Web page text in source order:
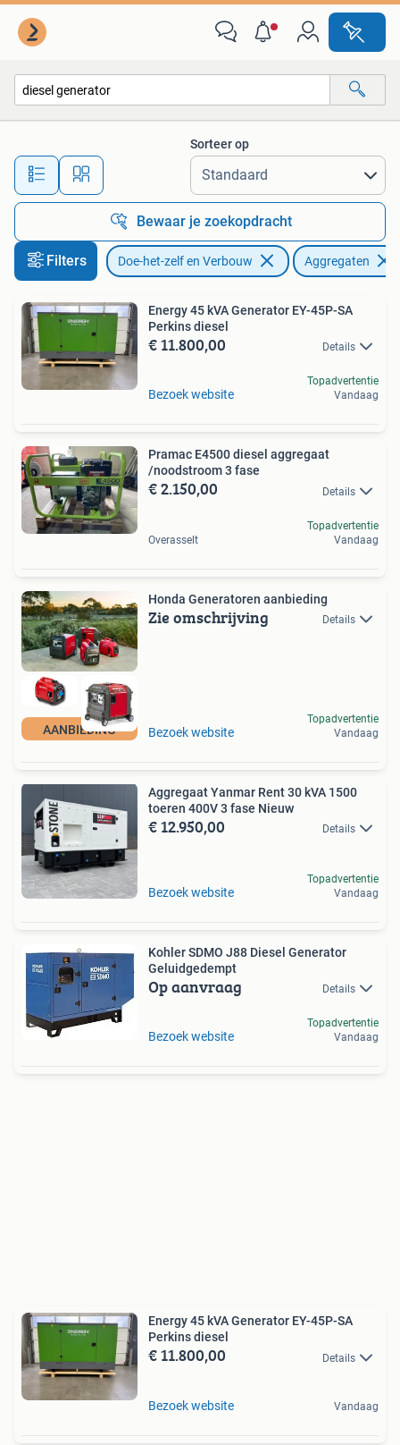
Alle afstanden…
Sorteer op
Bewaar je zoekopdracht
Filters Doe-het-zelf en Verbouw Aggregaten
Energy 45 kVA Generator EY-45P-SA
Perkins diesel
€ 11.800,00 Details
Bezoek website
Topadvertentie
Vandaag
Pramac E4500 diesel aggregaat
/noodstroom 3 fase
€ 2.150,00 Details
Overasselt
Topadvertentie
Vandaag
AANBIEDING
Honda Generatoren aanbieding
Zie omschrijving Details
Bezoek website
Topadvertentie
Vandaag
Aggregaat Yanmar Rent 30 kVA 1500
toeren 400V 3 fase Nieuw
€ 12.950,00 Details
Bezoek website
Topadvertentie
Vandaag
Kohler SDMO J88 Diesel Generator
Geluidgedempt
Op aanvraag Details
Bezoek website
Topadvertentie
Vandaag
Energy 45 kVA Generator EY-45P-SA
Perkins diesel
€ 11.800,00 Details
Bezoek website Vandaag